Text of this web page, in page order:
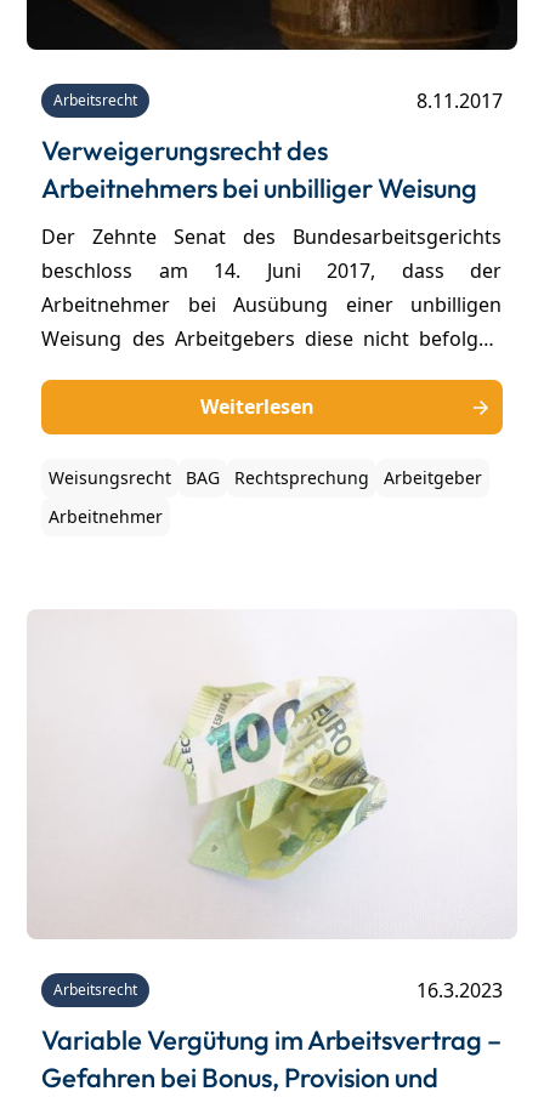
Arbeitsrecht 8.11.2017
Verweigerungsrecht des
Arbeitnehmers bei unbilliger Weisung
Der Zehnte Senat des Bundesarbeitsgerichts
beschloss am 14. Juni 2017, dass der
Arbeitnehmer bei Ausübung einer unbilligen
Weisung des Arbeitgebers diese nicht befolgen
Entscheidung über deren Billigkeit durch die
Gerichte noch aussteht. Dies stellt eine
Abweichung der bisherigen Rechtsprechung des
Fünften Senats des Bundesarbeitsgerichts dar.
Weiterlesen
Weisungsrecht BAG Rechtsprechung
Arbeitgeber
Arbeitnehmer
Arbeitsrecht 16.3.2023
Variable Vergütung im Arbeitsvertrag –
Gefahren bei Bonus, Provision und